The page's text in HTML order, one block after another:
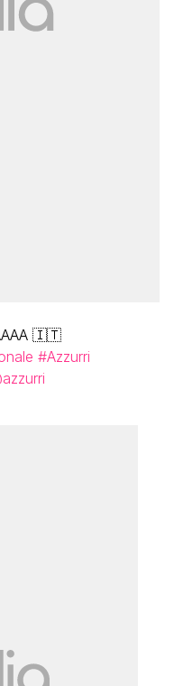
🇮🇹
#Azzurri